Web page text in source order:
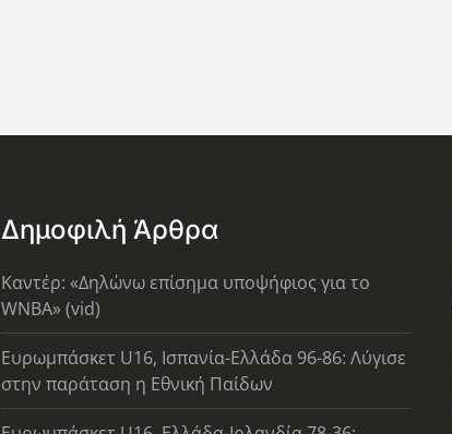
Δημοφιλή Άρθρα
Καντέρ: «Δηλώνω επίσημα υποψήφιος για το
WNBA» (vid)
Ευρωμπάσκετ U16, Ισπανία-Ελλάδα 96-86: Λύγισε
στην παράταση η Εθνική Παίδων